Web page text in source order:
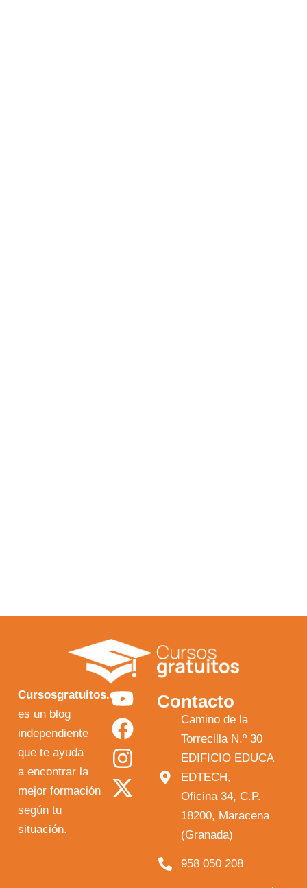
Cursosgratuitos.es
es un blog
independiente
que te ayuda
a encontrar la
mejor formación
según tu
situación.
Y
o
u
t
u
F
a
c
e
b
I
n
s
t
a
X
-
t
w
i
Contacto
Camino de la
Torrecilla N.º 30
EDIFICIO EDUCA
EDTECH,
Oficina 34, C.P.
18200, Maracena
(Granada)
958 050 208